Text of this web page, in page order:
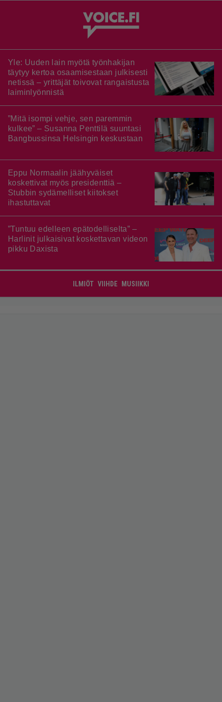
Yle: Uuden lain myötä työnhakijan
täytyy kertoa osaamisestaan julkisesti
netissä – yrittäjät toivovat rangaistusta
laiminlyönnistä
”Mitä isompi vehje, sen paremmin
kulkee” – Susanna Penttilä suuntasi
Bangbussinsa Helsingin keskustaan
Eppu Normaalin jäähyväiset
koskettivat myös presidenttiä –
Stubbin sydämelliset kiitokset
ihastuttavat
”Tuntuu edelleen epätodelliselta” –
Harlinit julkaisivat koskettavan videon
pikku Daxista
ILMIÖT VIIHDE MUSIIKKI